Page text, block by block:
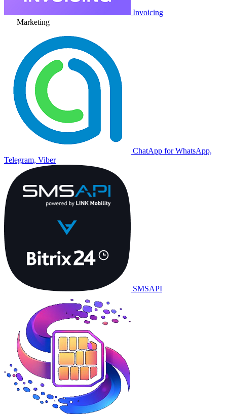
Invoicing
Marketing
ChatApp for WhatsApp,
Telegram, Viber
SMSAPI